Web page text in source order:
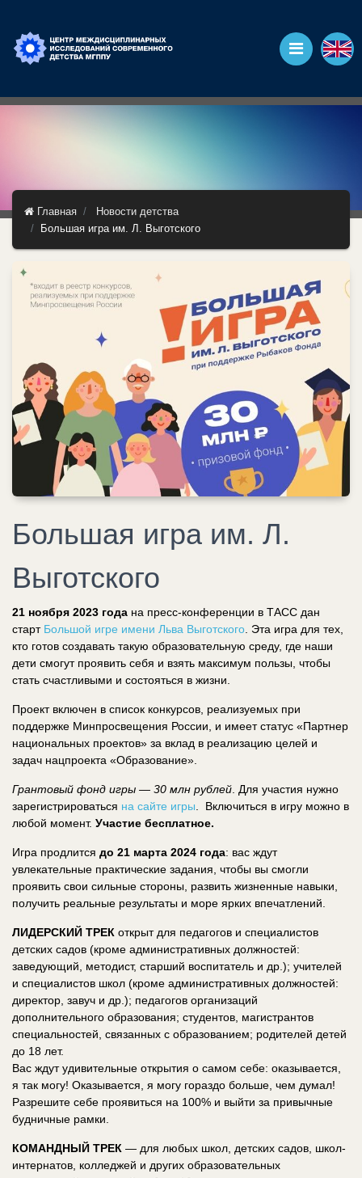
Главная
Новости детства
Большая игра им. Л. Выготского
Большая игра им. Л.
Выготского
21 ноября 2023 года на пресс-конференции в ТАСС дан
старт Большой игре имени Льва Выготского. Эта игра для тех,
кто готов создавать такую образовательную среду, где наши
дети смогут проявить себя и взять максимум пользы, чтобы
стать счастливыми и состояться в жизни.
Проект включен в список конкурсов, реализуемых при
поддержке Минпросвещения России, и имеет статус «Партнер
национальных проектов» за вклад в реализацию целей и
задач нацпроекта «Образование».
Грантовый фонд игры — 30 млн рублей. Для участия нужно
зарегистрироваться на сайте игры. Включиться в игру можно в
любой момент. Участие бесплатное.
Игра продлится до 21 марта 2024 года: вас ждут
увлекательные практические задания, чтобы вы смогли
проявить свои сильные стороны, развить жизненные навыки,
получить реальные результаты и море ярких впечатлений.
ЛИДЕРСКИЙ ТРЕК открыт для педагогов и специалистов
детских садов (кроме административных должностей:
заведующий, методист, старший воспитатель и др.); учителей
и специалистов школ (кроме административных должностей:
директор, завуч и др.); педагогов организаций
дополнительного образования; студентов, магистрантов
специальностей, связанных с образованием; родителей детей
до 18 лет.
Вас ждут удивительные открытия о самом себе: оказывается,
я так могу! Оказывается, я могу гораздо больше, чем думал!
Разрешите себе проявиться на 100% и выйти за привычные
будничные рамки.
КОМАНДНЫЙ ТРЕК — для любых школ, детских садов, школ-
интернатов, колледжей и других образовательных